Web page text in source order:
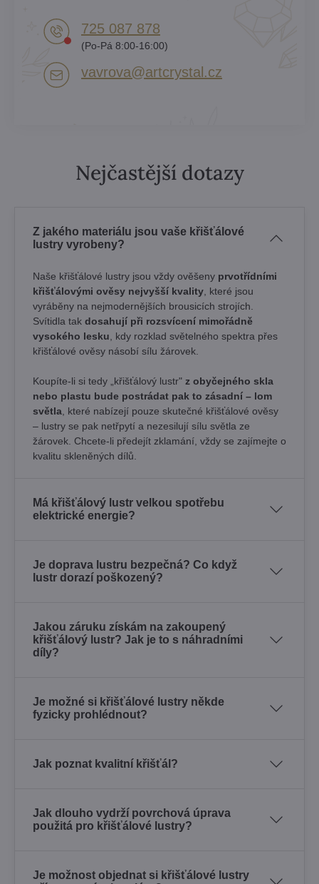
725 087 878​
(Po-Pá 8:00-16:00)
vavrova​@artcrystal​.cz
Nejčastější dotazy
Z jakého materiálu jsou vaše křišťálové
lustry vyrobeny?
Naše křišťálové lustry jsou vždy ověšeny prvotřídními
křišťálovými ověsy nejvyšší kvality, které jsou
vyráběny na nejmodernějších brousicích strojích.
Svítidla tak dosahují při rozsvícení mimořádně
vysokého lesku, kdy rozklad světelného spektra přes
křišťálové ověsy násobí sílu žárovek. ​
Koupíte-li si tedy „křišťálový lustr" z obyčejného skla
nebo plastu bude postrádat pak to zásadní – lom
světla, které nabízejí pouze skutečné křišťálové ověsy
– lustry se pak netřpytí a nezesilují sílu světla ze
žárovek. Chcete-li předejít zklamání, vždy se zajímejte o
kvalitu skleněných dílů.
Má křišťálový lustr velkou spotřebu
elektrické energie?
Je doprava lustru bezpečná? Co když
lustr dorazí poškozený?
Jakou záruku získám na zakoupený
křišťálový lustr? Jak je to s náhradními
díly?
Je možné si křišťálové lustry někde
fyzicky prohlédnout?
Jak poznat kvalitní křišťál?
Jak dlouho vydrží povrchová úprava
použitá pro křišťálové lustry?
Je možnost objednat si křišťálové lustry